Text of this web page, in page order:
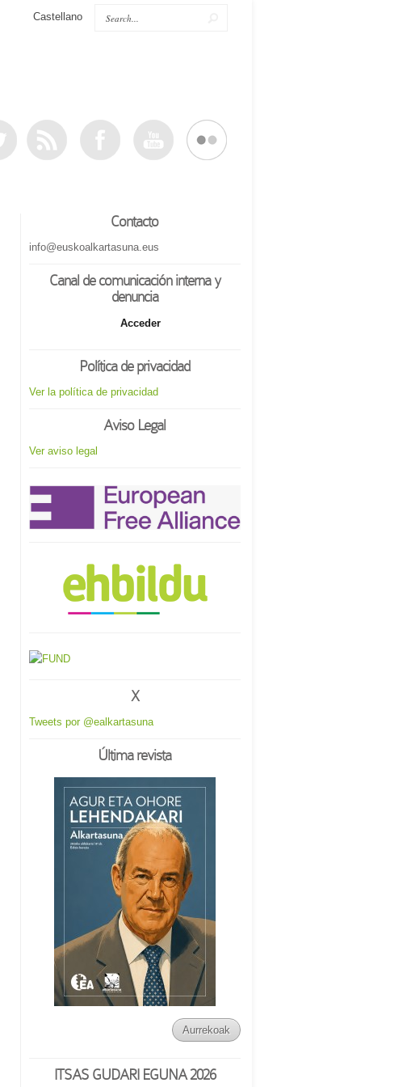
Castellano
Contacto
info@euskoalkartasuna.eus
Canal de comunicación interna y
denuncia
Acceder
Política de privacidad
Ver la política de privacidad
Aviso Legal
Ver aviso legal
X
Tweets por @ealkartasuna
Última revista
Aurrekoak
ITSAS GUDARI EGUNA 2026